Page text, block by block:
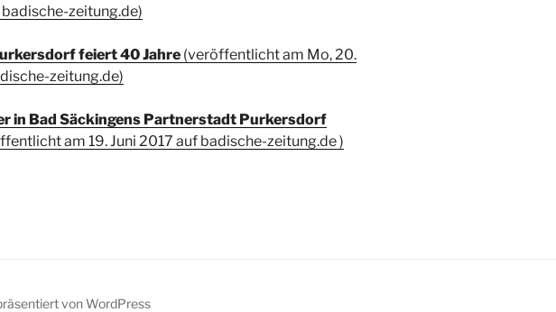
zeitung.de)
feiert 40 Jahre(veröffentlicht am Mo, 20.
zeitung.de)
in Bad Säckingens Partnerstadt Purkersdorf
am 19. Juni 2017 auf badische-zeitung.de )
von WordPress